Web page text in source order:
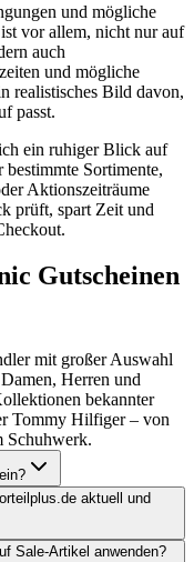
und mögliche
vor allem, nicht nur auf
auch
und mögliche
realistisches Bild davon,
passt.
ein ruhiger Blick auf
Sortimente,
Aktionszeiträume
prüft, spart Zeit und
Gutscheinen
mit großer Auswahl
Herren und
bekannter
Tommy Hilfiger – von
Schuhwerk.
aktuell und
Sale-Artikel anwenden?